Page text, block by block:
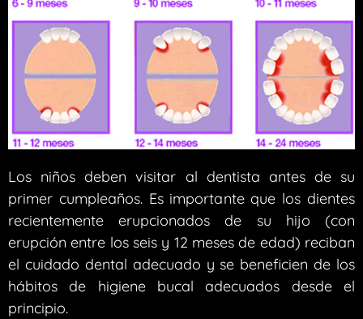
Los niños deben visitar al dentista antes de su
primer cumpleaños. Es importante que los dientes
recientemente erupcionados de su hijo (con
erupción entre los seis y 12 meses de edad) reciban
el cuidado dental adecuado y se beneficien de los
hábitos de higiene bucal adecuados desde el
principio.